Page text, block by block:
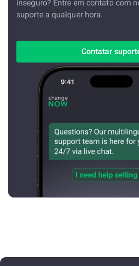
inseguro? Entre em contato com
suporte a qualquer hora.
Contatar